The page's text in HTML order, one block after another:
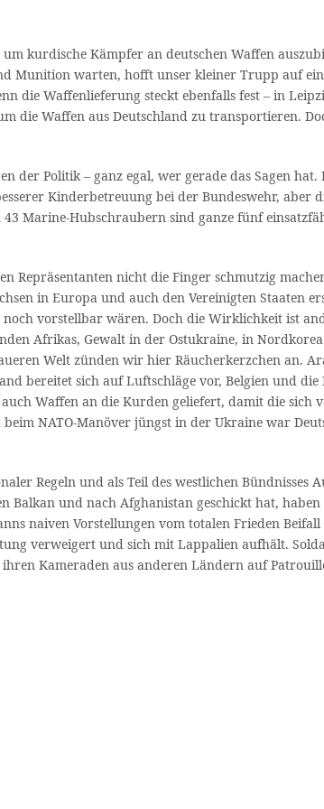
kurdische Kämpfer an deutschen Waffen
Munition warten, hofft unser kleiner Trupp auf
die Waffenlieferung steckt ebenfalls fest – in
Waffen aus Deutschland zu transportieren.
der Politik – ganz egal, wer gerade das Sagen
Kinderbetreuung bei der Bundeswehr, aber
Marine-Hubschraubern sind ganze fünf
Repräsentanten nicht die Finger schmutzig
in Europa und auch den Vereinigten Staaten
vorstellbar wären. Doch die Wirklichkeit ist
Afrikas, Gewalt in der Ostukraine, in
Welt zünden wir hier Räucherkerzchen an.
bereitet sich auf Luftschläge vor, Belgien und
Waffen an die Kurden geliefert, damit die sich
NATO-Manöver jüngst in der Ukraine war
Regeln und als Teil des westlichen Bündnisses
und nach Afghanistan geschickt hat,
naiven Vorstellungen vom totalen Frieden
verweigert und sich mit Lappalien aufhält.
Kameraden aus anderen Ländern auf